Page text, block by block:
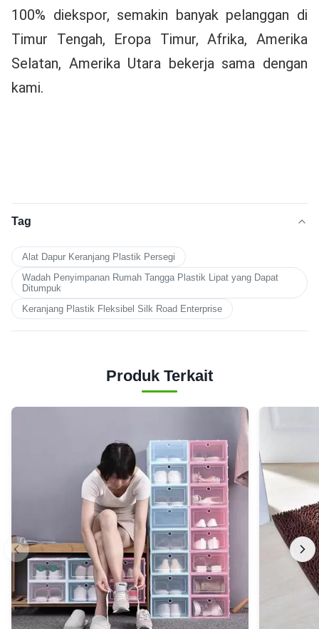
100% diekspor, semakin banyak pelanggan di
Timur Tengah, Eropa Timur, Afrika, Amerika
Selatan, Amerika Utara bekerja sama dengan
kami.
Tag
Alat Dapur Keranjang Plastik Persegi
Wadah Penyimpanan Rumah Tangga Plastik Lipat yang Dapat
Ditumpuk
Keranjang Plastik Fleksibel Silk Road Enterprise
Produk Terkait